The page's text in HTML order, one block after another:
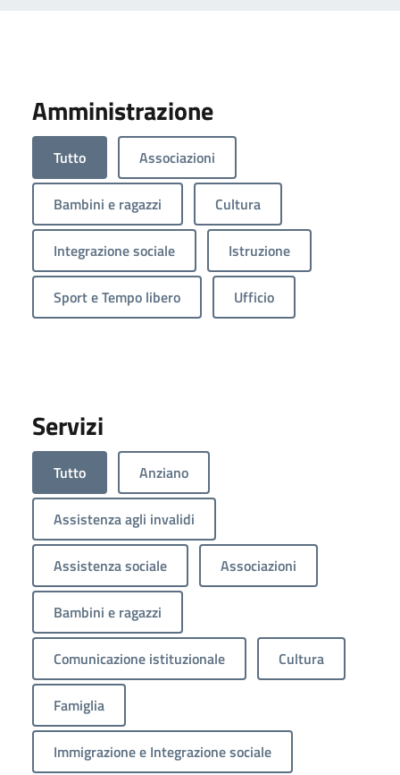
Amministrazione
Tutto Associazioni
Bambini e ragazzi Cultura
Integrazione sociale Istruzione
Sport e Tempo libero Ufficio
Servizi
Tutto Anziano
Assistenza agli invalidi
Assistenza sociale Associazioni
Bambini e ragazzi
Comunicazione istituzionale Cultura
Famiglia
Immigrazione e Integrazione sociale